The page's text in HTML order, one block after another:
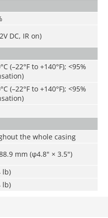
DC, IR on)
(–22°F to +140°F); <95%
(–22°F to +140°F); <95%
the whole casing
mm (φ4.8" × 3.5")
lb)
lb)